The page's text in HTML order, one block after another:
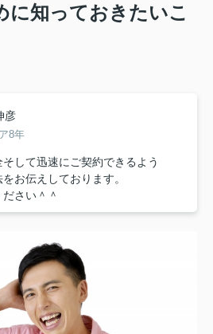
に知っておきたいこ
彦
8年
して迅速にご契約できるよう
お伝えしております。
さい＾＾